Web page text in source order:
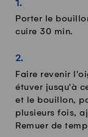
Porter le
cuire 30 min.
Faire revenir
étuver jusqu'à
et le bouillon,
plusieurs fois,
Remuer de